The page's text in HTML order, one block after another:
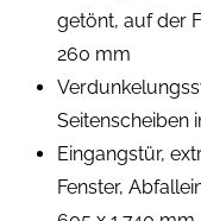
getönt, auf der
260 mm
Seitenscheiben
Eingangstür,
Fenster,